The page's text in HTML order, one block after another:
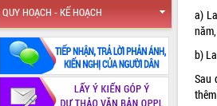
QUY HOẠCH - KẾ HOẠCH
a)
b)
Sau